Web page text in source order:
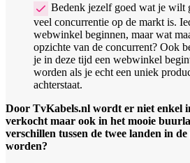
Bedenk jezelf goed wat je wilt
veel concurrentie op de markt is.
webwinkel beginnen, maar wat
opzichte van de concurrent? Ook
je in deze tijd een webwinkel
worden als je echt een uniek
achterstaat.
Door TvKabels.nl wordt er niet enkel
verkocht maar ook in het mooie
verschillen tussen de twee landen in
worden?